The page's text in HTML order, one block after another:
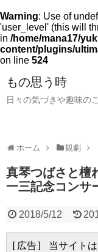
Warning: Use of
'user_level' (this will
in /home/mana17/
content/plugins/
on line 524
もの思う時
日々の気づきや趣味の
ホーム 観劇
真琴つばさと
一三記念コンサ
2018/5/12
[広告] 当サイトは